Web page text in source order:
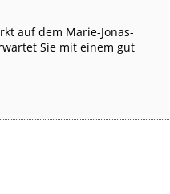
auf dem Marie-Jonas-
Sie mit einem gut